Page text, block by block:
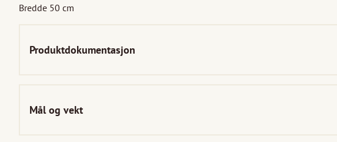
Bredde 50 cm
Produktdokumentasjon
Mål og vekt